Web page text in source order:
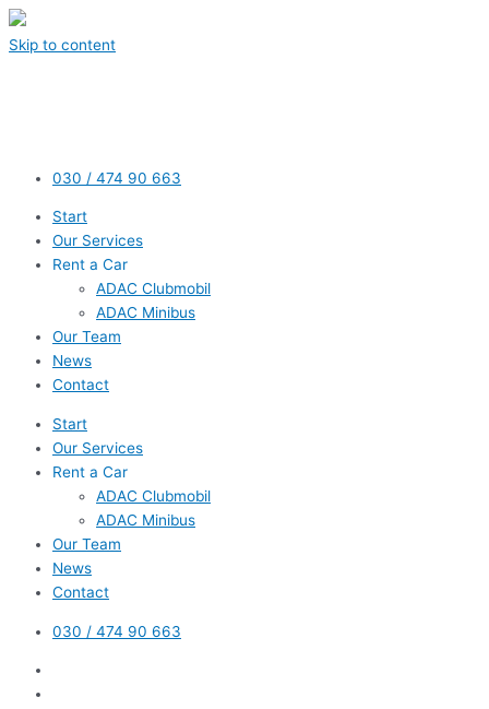
Skip to content
030 / 474 90 663
Start
Our Services
Rent a Car
ADAC Clubmobil
ADAC Minibus
Our Team
News
Contact
Start
Our Services
Rent a Car
ADAC Clubmobil
ADAC Minibus
Our Team
News
Contact
030 / 474 90 663